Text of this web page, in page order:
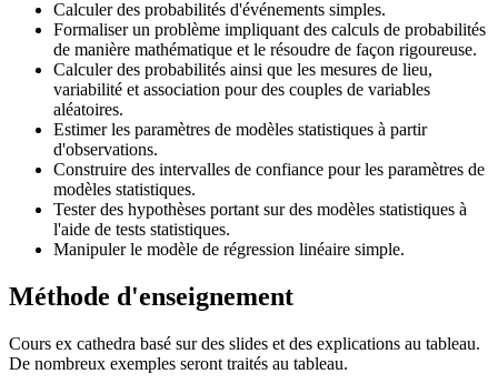
Calculer des probabilités d'événements simples.
Formaliser un problème impliquant des calculs de probabilités
de manière mathématique et le résoudre de façon rigoureuse.
Calculer des probabilités ainsi que les mesures de lieu,
variabilité et association pour des couples de variables
aléatoires.
Estimer les paramètres de modèles statistiques à partir
d'observations.
Construire des intervalles de confiance pour les paramètres de
modèles statistiques.
Tester des hypothèses portant sur des modèles statistiques à
l'aide de tests statistiques.
Manipuler le modèle de régression linéaire simple.
Méthode d'enseignement
Cours ex cathedra basé sur des slides et des explications au tableau.
De nombreux exemples seront traités au tableau.